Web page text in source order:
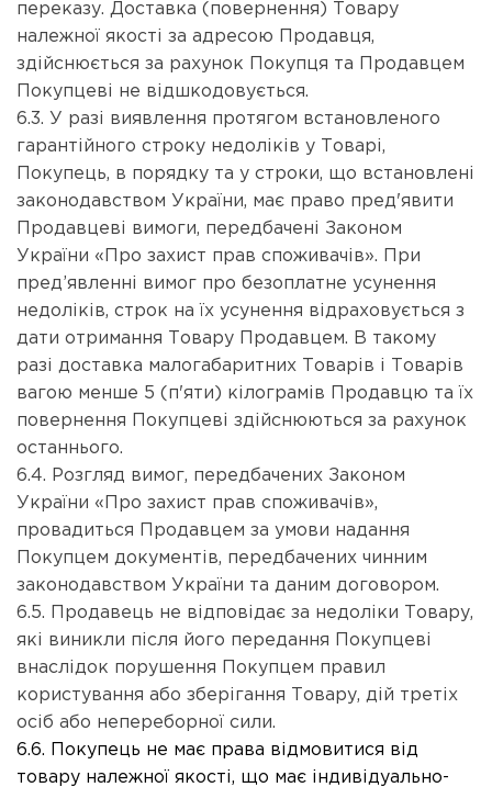
переказу. Доставка (повернення) Товару
належної якості за адресою Продавця,
здійснюється за рахунок Покупця та Продавцем
Покупцеві не відшкодовується.
6.3. У разі виявлення протягом встановленого
гарантійного строку недоліків у Товарі,
Покупець, в порядку та у строки, що встановлені
законодавством України, має право пред'явити
Продавцеві вимоги, передбачені Законом
України «Про захист прав споживачів». При
пред’явленні вимог про безоплатне усунення
недоліків, строк на їх усунення відраховується з
дати отримання Товару Продавцем. В такому
разі доставка малогабаритних Товарів і Товарів
вагою менше 5 (п'яти) кілограмів Продавцю та їх
повернення Покупцеві здійснюються за рахунок
останнього.
6.4. Розгляд вимог, передбачених Законом
України «Про захист прав споживачів»,
провадиться Продавцем за умови надання
Покупцем документів, передбачених чинним
законодавством України та даним договором.
6.5. Продавець не відповідає за недоліки Товару,
які виникли після його передання Покупцеві
внаслідок порушення Покупцем правил
користування або зберігання Товару, дій третіх
осіб або непереборної сили.
6.6. Покупець не має права відмовитися від
товару належної якості, що має індивідуально-